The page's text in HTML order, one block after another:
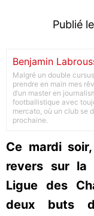
Publié
Benjamin
Malgré un double
prendre en main mes
d’un master en
footballistique avec
mercato, où un club se
prochaine.
Ce mardi
revers sur la
Ligue des
deux buts